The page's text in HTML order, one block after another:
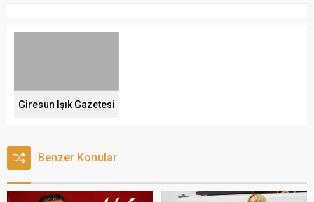
Giresun Işık Gazetesi
Benzer Konular